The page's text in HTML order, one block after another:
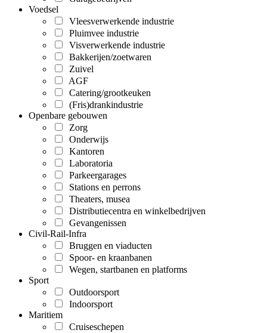
Voedsel
Vleesverwerkende industrie
Pluimvee industrie
Visverwerkende industrie
Bakkerijen/zoetwaren
Zuivel
AGF
Catering/grootkeuken
(Fris)drankindustrie
Openbare gebouwen
Zorg
Onderwijs
Kantoren
Laboratoria
Parkeergarages
Stations en perrons
Theaters, musea
Distributiecentra en winkelbedrijven
Gevangenissen
Civil-Rail-Infra
Bruggen en viaducten
Spoor- en kraanbanen
Wegen, startbanen en platforms
Sport
Outdoorsport
Indoorsport
Maritiem
Cruiseschepen